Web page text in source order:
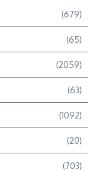
(679)
(65)
(2059)
(63)
(1092)
(20)
(703)